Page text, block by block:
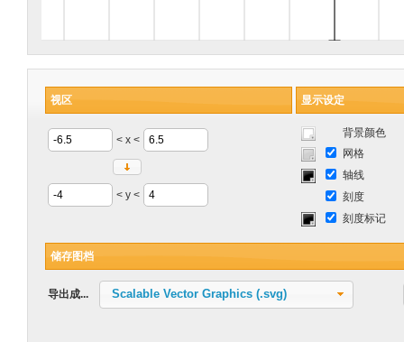
视区 显示设定
< x <
< y <
背景颜色
网格
轴线
刻度
刻度标记
储存图档
导出成... Scalable Vector Graphics (.svg)